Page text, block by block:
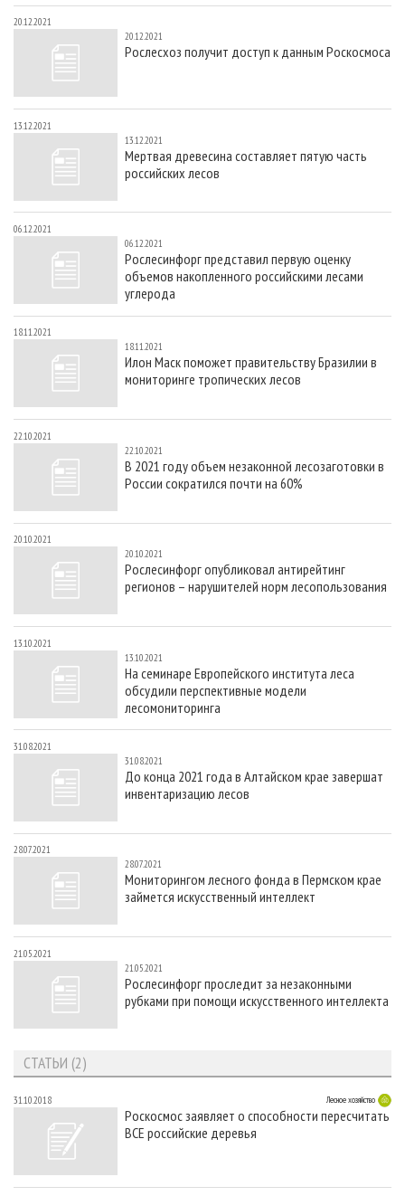
20.12.2021
20.12.2021
Рослесхоз получит доступ к данным Роскосмоса
13.12.2021
13.12.2021
Мертвая древесина составляет пятую часть
российских лесов
06.12.2021
06.12.2021
Рослесинфорг представил первую оценку
объемов накопленного российскими лесами
углерода
18.11.2021
18.11.2021
Илон Маск поможет правительству Бразилии в
мониторинге тропических лесов
22.10.2021
22.10.2021
В 2021 году объем незаконной лесозаготовки в
России сократился почти на 60%
20.10.2021
20.10.2021
Рослесинфорг опубликовал антирейтинг
регионов – нарушителей норм лесопользования
13.10.2021
13.10.2021
На семинаре Европейского института леса
обсудили перспективные модели
лесомониторинга
31.08.2021
31.08.2021
До конца 2021 года в Алтайском крае завершат
инвентаризацию лесов
28.07.2021
28.07.2021
Мониторингом лесного фонда в Пермском крае
займется искусственный интеллект
21.05.2021
21.05.2021
Рослесинфорг проследит за незаконными
рубками при помощи искусственного интеллекта
СТАТЬИ (2)
31.10.2018 Лесное хозяйство
Роскосмос заявляет о способности пересчитать
ВСЕ российские деревья